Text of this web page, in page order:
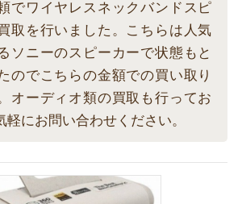
でワイヤレスネックバンドスピ
取を行いました。こちらは人気
ソニーのスピーカーで状態もと
のでこちらの金額での買い取り
オーディオ類の買取も行ってお
軽にお問い合わせください。